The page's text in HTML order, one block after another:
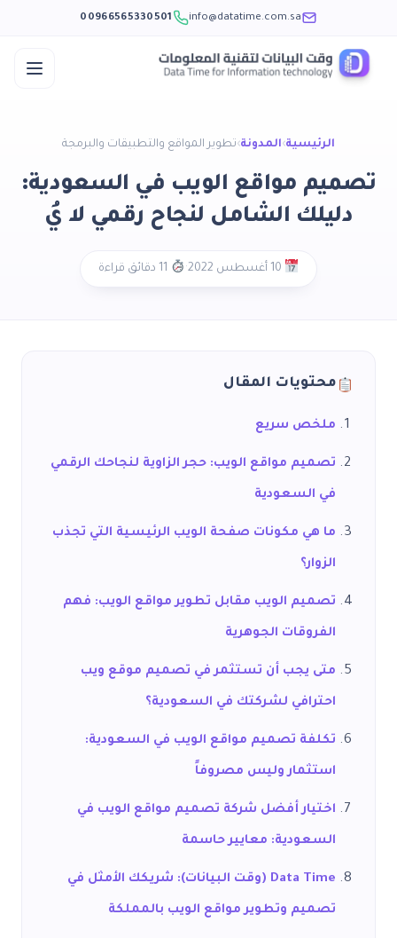
info@datatime.com.sa
00966565330501
الرئيسية›المدونة›تطوير المواقع والتطبيقات والبرمجة
تصميم مواقع الويب في السعودية:
دليلك الشامل لنجاح رقمي لا يُ
·
محتويات المقال
ملخص سريع
تصميم مواقع الويب: حجر الزاوية لنجاحك الرقمي
في السعودية
ما هي مكونات صفحة الويب الرئيسية التي تجذب
الزوار؟
تصميم الويب مقابل تطوير مواقع الويب: فهم
الفروقات الجوهرية
متى يجب أن تستثمر في تصميم موقع ويب
احترافي لشركتك في السعودية؟
تكلفة تصميم مواقع الويب في السعودية:
استثمار وليس مصروفاً
اختيار أفضل شركة تصميم مواقع الويب في
السعودية: معايير حاسمة
Data Time (وقت البيانات): شريكك الأمثل في
تصميم وتطوير مواقع الويب بالمملكة